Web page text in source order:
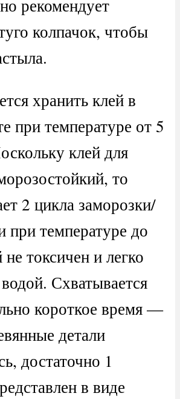
рекомендует
колпачок, чтобы
хранить клей в
при температуре от 5
клей для
то
2 цикла заморозки/
при температуре до
токсичен и легко
Схватывается
короткое время —
детали
достаточно 1
в виде